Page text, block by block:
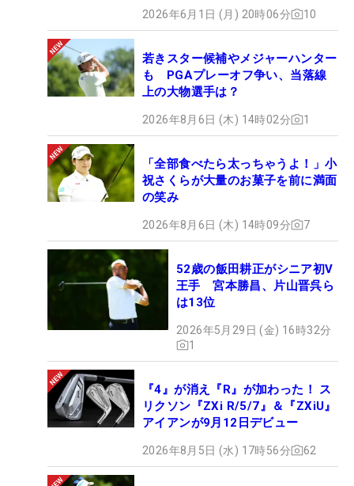
2026年6月1日 (月) 20時06分 10
若きスター候補やメジャーハンター
も PGAプレーオフ争い、当落線
上の大物選手は？
2026年8月6日 (木) 14時02分 1
「全部食べたら太っちゃうよ！」小
祝さくらが大量のお菓子を前に満面
の笑み
2026年8月6日 (木) 14時09分 7
52歳の飯田耕正がシニア初V
王手 宮本勝昌、片山晋呉ら
は13位
2026年5月29日 (金) 16時32分
1
『4』が消え『R』が加わった！ ス
リクソン『ZXi R/5/7』＆『ZXiU』
アイアンが9月12日デビュー
2026年8月5日 (水) 17時56分 62